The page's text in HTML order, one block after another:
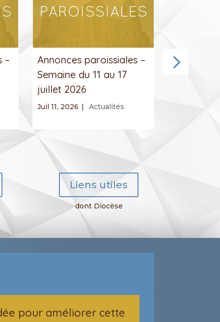
–
Annonces paroissiales –
Semaine du 11 au 17
juillet 2026
Juil 11, 2026 | Actualités
Liens utiles
dont Diocèse
pour améliorer cette